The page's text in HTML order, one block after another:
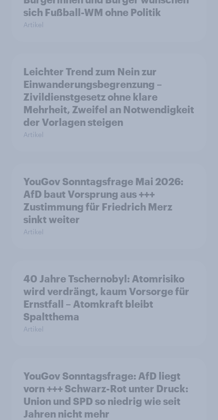
sich Fußball-WM ohne Politik
Artikel
Leichter Trend zum Nein zur
Einwanderungsbegrenzung –
Zivildienstgesetz ohne klare
Mehrheit, Zweifel an Notwendigkeit
der Vorlagen steigen
Artikel
YouGov Sonntagsfrage Mai 2026:
AfD baut Vorsprung aus +++
Zustimmung für Friedrich Merz
sinkt weiter
Artikel
40 Jahre Tschernobyl: Atomrisiko
wird verdrängt, kaum Vorsorge für
Ernstfall – Atomkraft bleibt
Spaltthema
Artikel
YouGov Sonntagsfrage: AfD liegt
vorn +++ Schwarz-Rot unter Druck:
Union und SPD so niedrig wie seit
Jahren nicht mehr